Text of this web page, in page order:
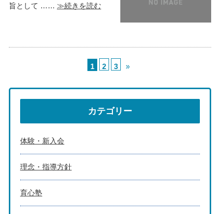
旨として …… ≫続きを読む
1 2 3 »
カテゴリー
体験・新入会
理念・指導方針
育心塾